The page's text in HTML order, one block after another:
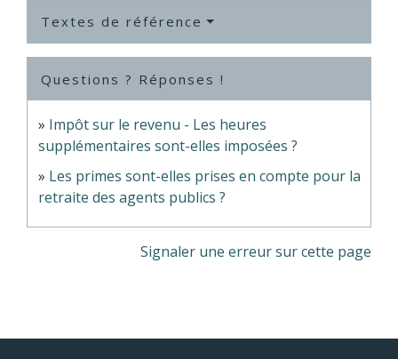
Textes de référence
Questions ? Réponses !
Impôt sur le revenu - Les heures
supplémentaires sont-elles imposées ?
Les primes sont-elles prises en compte pour la
retraite des agents publics ?
Signaler une erreur sur cette page